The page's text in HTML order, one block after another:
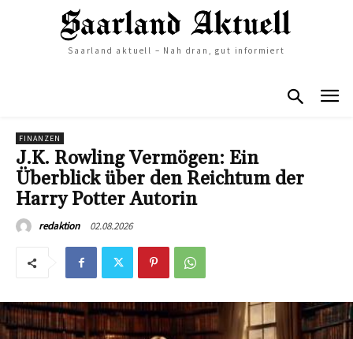
Saarland aktuell – Nah dran, gut informiert
FINANZEN
J.K. Rowling Vermögen: Ein
Überblick über den Reichtum der
Harry Potter Autorin
redaktion 02.08.2026